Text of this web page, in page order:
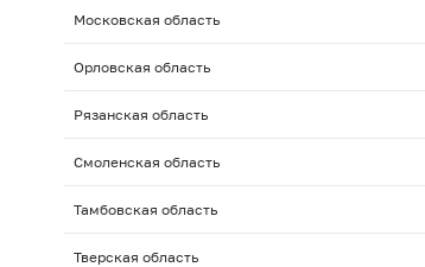
Московская область
Орловская область
Рязанская область
Смоленская область
Тамбовская область
Тверская область